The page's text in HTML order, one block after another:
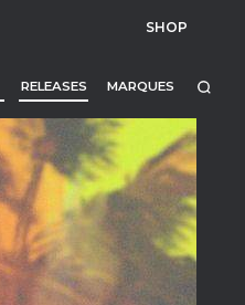
SHOP
RELEASES MARQUES